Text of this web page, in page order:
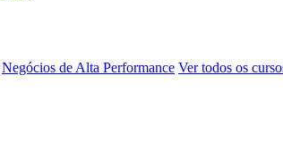
Negócios de Alta Performance Ver todos os